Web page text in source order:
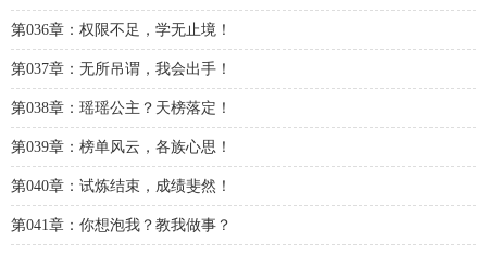
第036章：权限不足，学无止境！
第037章：无所吊谓，我会出手！
第038章：瑶瑶公主？天榜落定！
第039章：榜单风云，各族心思！
第040章：试炼结束，成绩斐然！
第041章：你想泡我？教我做事？